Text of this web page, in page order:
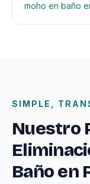
moho en baño
SIMPLE,
Nuestro
Baño en